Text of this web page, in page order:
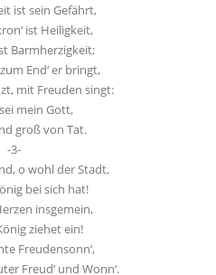
ist sein Gefährt,
ist Heiligkeit,
Barmherzigkeit;
End‘ er bringt,
mit Freuden singt:
mein Gott,
groß von Tat.
-3-
o wohl der Stadt,
bei sich hat!
insgemein,
ziehet ein!
Freudensonn‘,
Freud‘ und Wonn‘.